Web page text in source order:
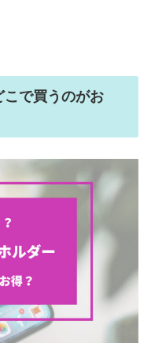
こで買うのがお